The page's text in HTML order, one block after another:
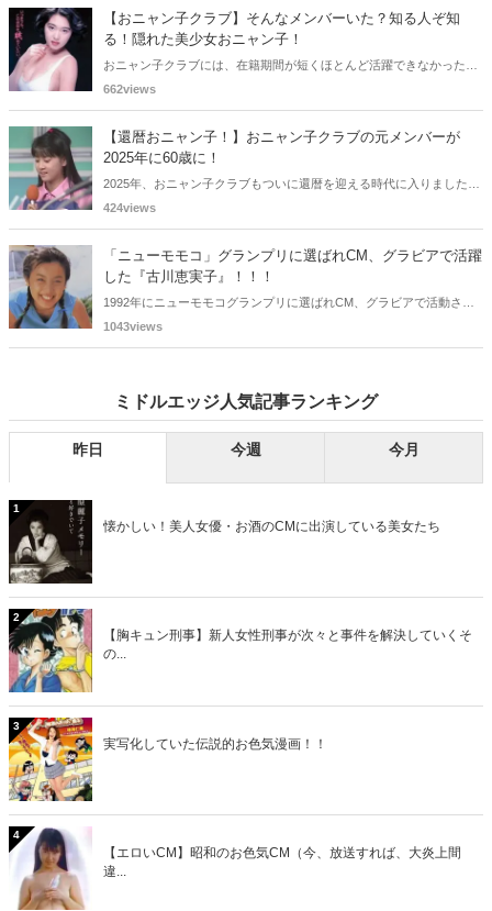
わどいショットで多くの男性を魅了した女性も!? 今回は、そんなグラ
ビアで活躍した女性政治家6名をご紹介します。
【おニャン子クラブ】そんなメンバーいた？知る人ぞ知
る！隠れた美少女おニャン子！
おニャン子クラブには、在籍期間が短くほとんど活躍できなかったも
のの、知る人ぞ知る "美少女おニャン子" がいました。それも、強制的
子まで様々です。今回は、筆者の独断と偏見で、4人の "隠れ美少女お
ニャン子" をご紹介します。
662views
【還暦おニャン子！】おニャン子クラブの元メンバーが
2025年に60歳に！
2025年、おニャン子クラブもついに還暦を迎える時代に入りました。
おニャン子クラブの元メンバーは全員が昭和40年代生まれで、そのう
れ）の二人です。しかも、この二人には年齢以外の共通点もありま
す。さて、誰と誰でしょうか？
424views
「ニューモモコ」グランプリに選ばれCM、グラビアで活躍
した『古川恵実子』！！！
1992年にニューモモコグランプリに選ばれCM、グラビアで活動され
ていた古川恵実子さん。2010年3月頃まではラジオDJを担当されてい
1043views
ミドルエッジ人気記事ランキング
昨日 今週 今月
1
懐かしい！美人女優・お酒のCMに出演している美女たち
2
【胸キュン刑事】新人女性刑事が次々と事件を解決していくそ
の...
3
実写化していた伝説的お色気漫画！！
4
【エロいCM】昭和のお色気CM（今、放送すれば、大炎上間
違...